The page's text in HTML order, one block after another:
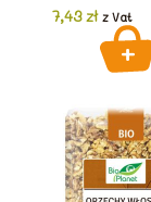
7,43zł z Vat